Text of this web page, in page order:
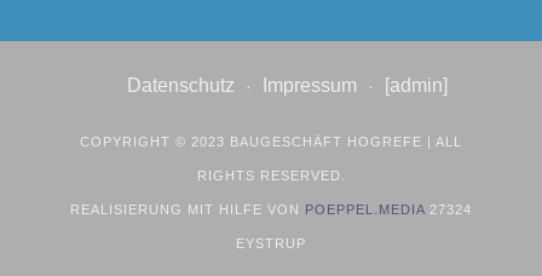
Datenschutz Impressum [admin]
COPYRIGHT © 2023 BAUGESCHÄFT HOGREFE | ALL
RIGHTS RESERVED.
REALISIERUNG MIT HILFE VON POEPPEL.MEDIA 27324
EYSTRUP